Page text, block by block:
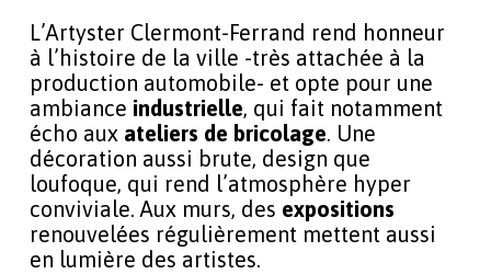
L’Artyster Clermont-Ferrand rend honneur
à l’histoire de la ville -très attachée à la
production automobile- et opte pour une
ambiance industrielle, qui fait notamment
écho aux ateliers de bricolage. Une
décoration aussi brute, design que
loufoque, qui rend l’atmosphère hyper
conviviale. Aux murs, des expositions
renouvelées régulièrement mettent aussi
en lumière des artistes.